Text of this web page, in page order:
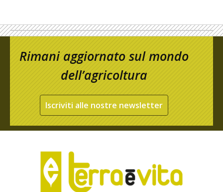
Rimani aggiornato sul mondo
dell’agricoltura
Iscriviti alle nostre newsletter